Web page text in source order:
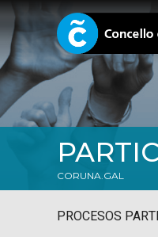
CORUNA.GAL
PROCESOS